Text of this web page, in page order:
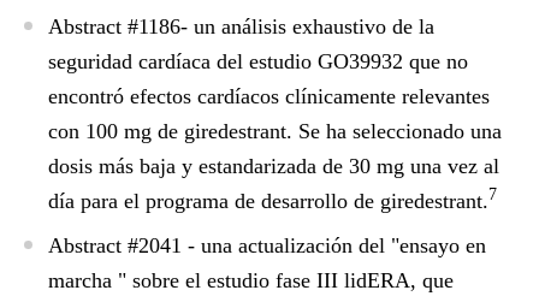
Abstract #1186- un análisis exhaustivo de la
seguridad cardíaca del estudio GO39932 que no
encontró efectos cardíacos clínicamente relevantes
con 100 mg de giredestrant. Se ha seleccionado una
dosis más baja y estandarizada de 30 mg una vez al
día para el programa de desarrollo de giredestrant.7
Abstract #2041 - una actualización del "ensayo en
marcha " sobre el estudio fase III lidERA, que